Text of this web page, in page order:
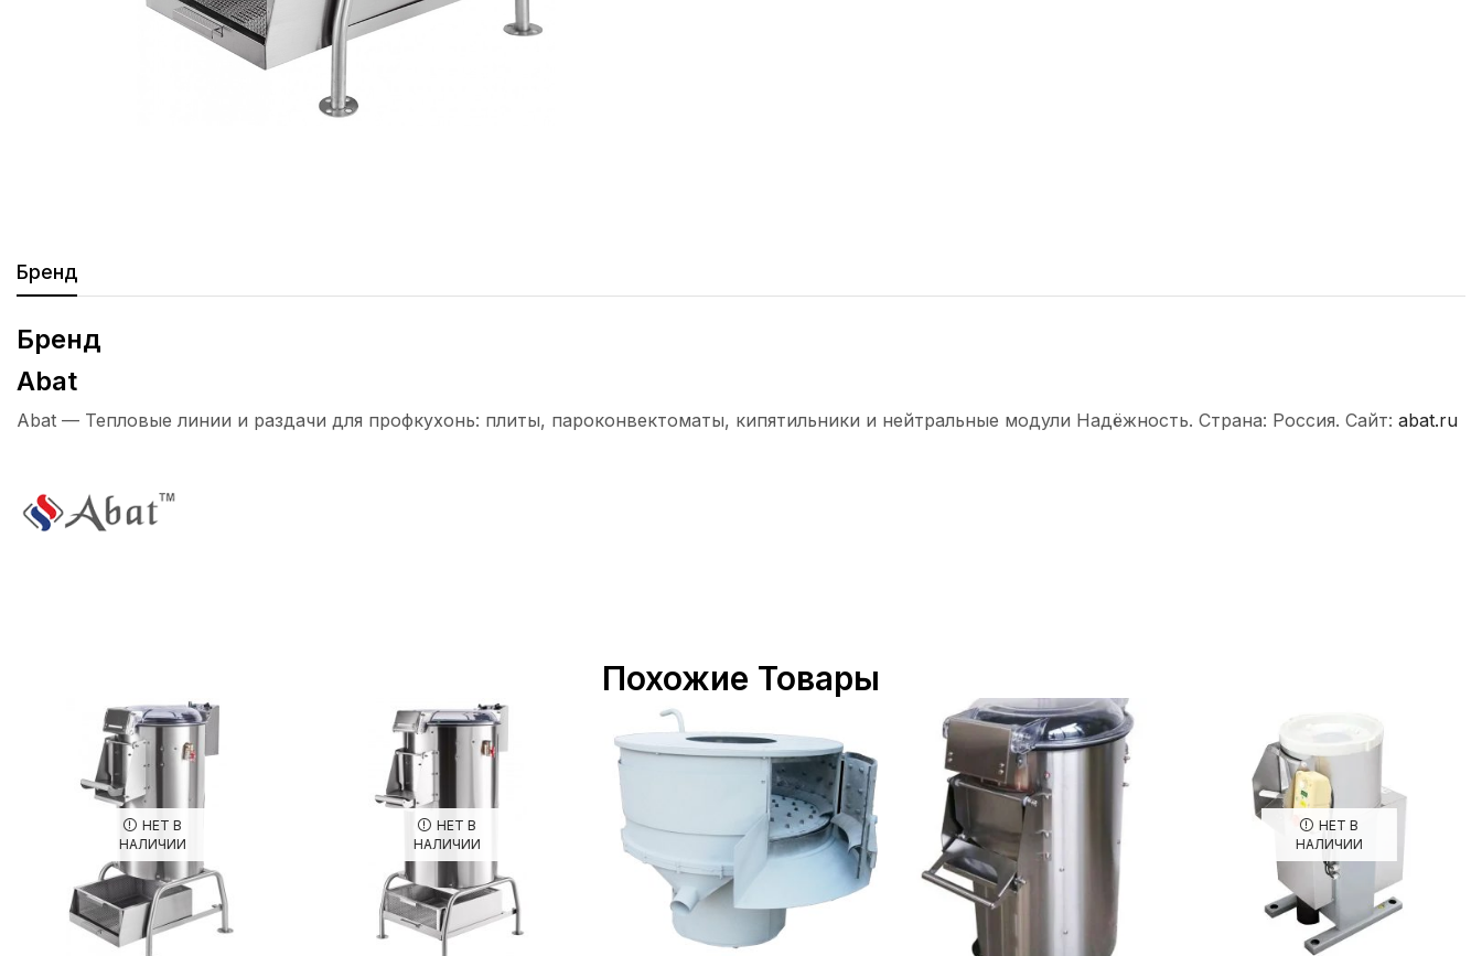
Бренд
Бренд
Abat
Abat — Тепловые линии и раздачи для профкухонь: плиты, пароконвектоматы, кипятильники и нейтральные модули Надёжность. Страна: Россия. Сайт: abat.ru
Похожие Товары
НЕТ В
НАЛИЧИИ
НЕТ В
НАЛИЧИИ
НЕТ В
НАЛИЧИИ